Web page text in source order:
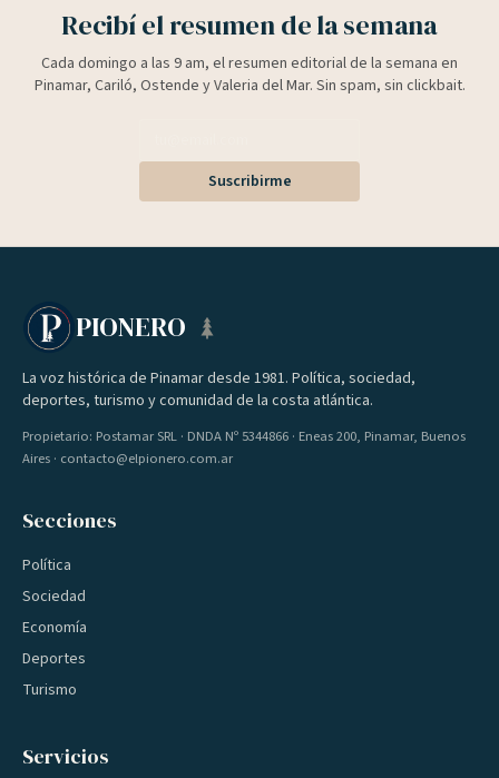
Recibí el resumen de la semana
Cada domingo a las 9 am, el resumen editorial de la semana en
Pinamar, Cariló, Ostende y Valeria del Mar. Sin spam, sin clickbait.
Suscribirme
PIONERO
La voz histórica de Pinamar desde 1981. Política, sociedad,
deportes, turismo y comunidad de la costa atlántica.
Propietario: Postamar SRL · DNDA Nº 5344866 · Eneas 200, Pinamar, Buenos
Aires · contacto@elpionero.com.ar
Secciones
Política
Sociedad
Economía
Deportes
Turismo
Servicios